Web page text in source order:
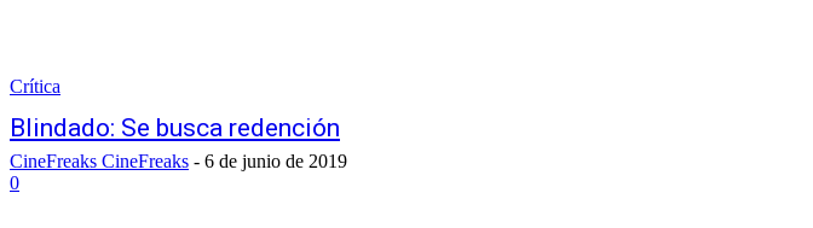
Crítica
Blindado: Se busca redención
CineFreaks CineFreaks - 6 de junio de 2019
0